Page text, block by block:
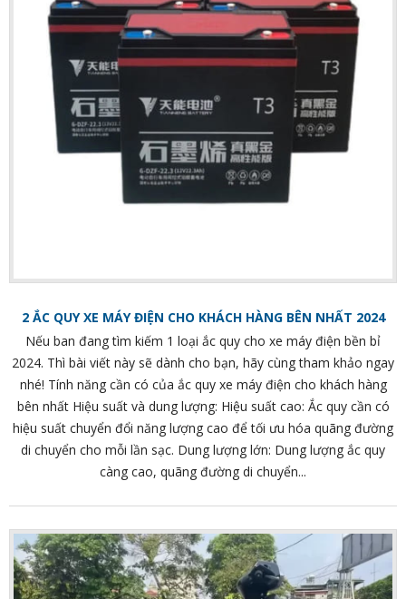
2 ẮC QUY XE MÁY ĐIỆN CHO KHÁCH HÀNG BÊN NHẤT 2024
Nếu ban đang tìm kiếm 1 loại ắc quy cho xe máy điện bền bỉ
2024. Thì bài viết này sẽ dành cho bạn, hãy cùng tham khảo ngay
nhé! Tính năng cần có của ắc quy xe máy điện cho khách hàng
bên nhất Hiệu suất và dung lượng: Hiệu suất cao: Ắc quy cần có
hiệu suất chuyển đổi năng lượng cao để tối ưu hóa quãng đường
di chuyển cho mỗi lần sạc. Dung lượng lớn: Dung lượng ắc quy
càng cao, quãng đường di chuyển...